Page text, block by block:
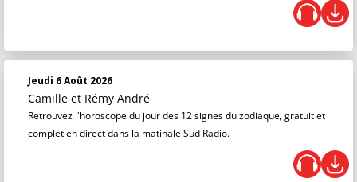
Jeudi 6 Août 2026
Camille et Rémy André
Retrouvez l'horoscope du jour des 12 signes du zodiaque, gratuit et
complet en direct dans la matinale Sud Radio.